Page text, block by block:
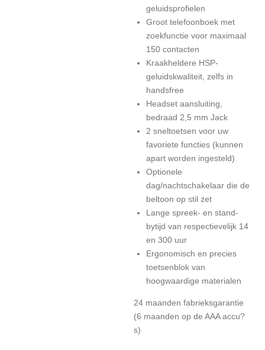
geluidsprofielen
Groot telefoonboek met
zoekfunctie voor maximaal
150 contacten
Kraakheldere HSP-
geluidskwaliteit, zelfs in
handsfree
Headset aansluiting,
bedraad 2,5 mm Jack
2 sneltoetsen voor uw
favoriete functies (kunnen
apart worden ingesteld)
Optionele
dag/nachtschakelaar die de
beltoon op stil zet
Lange spreek- en stand-
bytijd van respectievelijk 14
en 300 uur
Ergonomisch en precies
toetsenblok van
hoogwaardige materialen
24 maanden fabrieksgarantie
(6 maanden op de AAA accu?
s)